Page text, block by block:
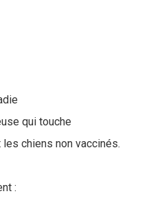
qui touche
chiens non vaccinés.
: